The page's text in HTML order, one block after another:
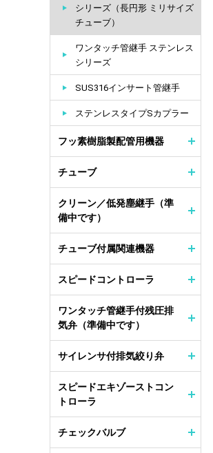
シリーズ（長円形 ミリサイズ
チューブ）
ワンタッチ管継手 ステンレス
シリーズ
SUS316インサート管継手
ステンレスタイプSカプラー
フッ素樹脂製配管用機器
チューブ
クリーン／低発塵継手（準
備中です）
チューブ付属関連機器
スピードコントローラ
ワンタッチ管継手付残圧排
気弁（準備中です）
サイレンサ付排気絞り弁
スピードエキゾーストコン
トローラ
チェックバルブ